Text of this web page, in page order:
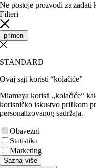
Ne postoje prozvodi za zadati
Filteri
primeni
STANDARD
Ovaj sajt koristi “kolačiće”
Miamaya koristi „kolačiće“
korisničko iskustvo prilikom
personalizovanog sadržaja.
Obavezni
Statistika
Marketing
Saznaj više